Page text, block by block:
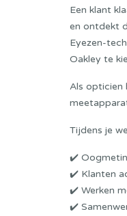
Een klant
en ontdekt
Eyezen-
Oakley te
Als opticien
Tijdens je
✔️
✔️ Klanten
✔️ Werken
✔️